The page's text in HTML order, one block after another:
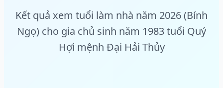
Kết quả xem tuổi làm nhà năm 2026 (Bính
Ngọ) cho gia chủ sinh năm 1983 tuổi Quý
Hợi mệnh Đại Hải Thủy